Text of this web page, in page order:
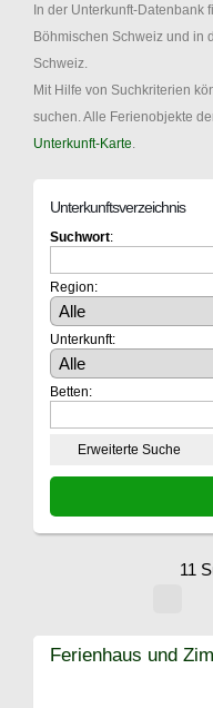
In der Unterkunft-Datenbank
Böhmischen Schweiz und in
Schweiz.
Mit Hilfe von Suchkriterien
suchen. Alle Ferienobjekte
Unterkunft-Karte
Unterkunftsverzeichnis
Suchwort:
Region:
Unterkunft:
Betten:
Erweiterte Suche
11
Ferienhaus und